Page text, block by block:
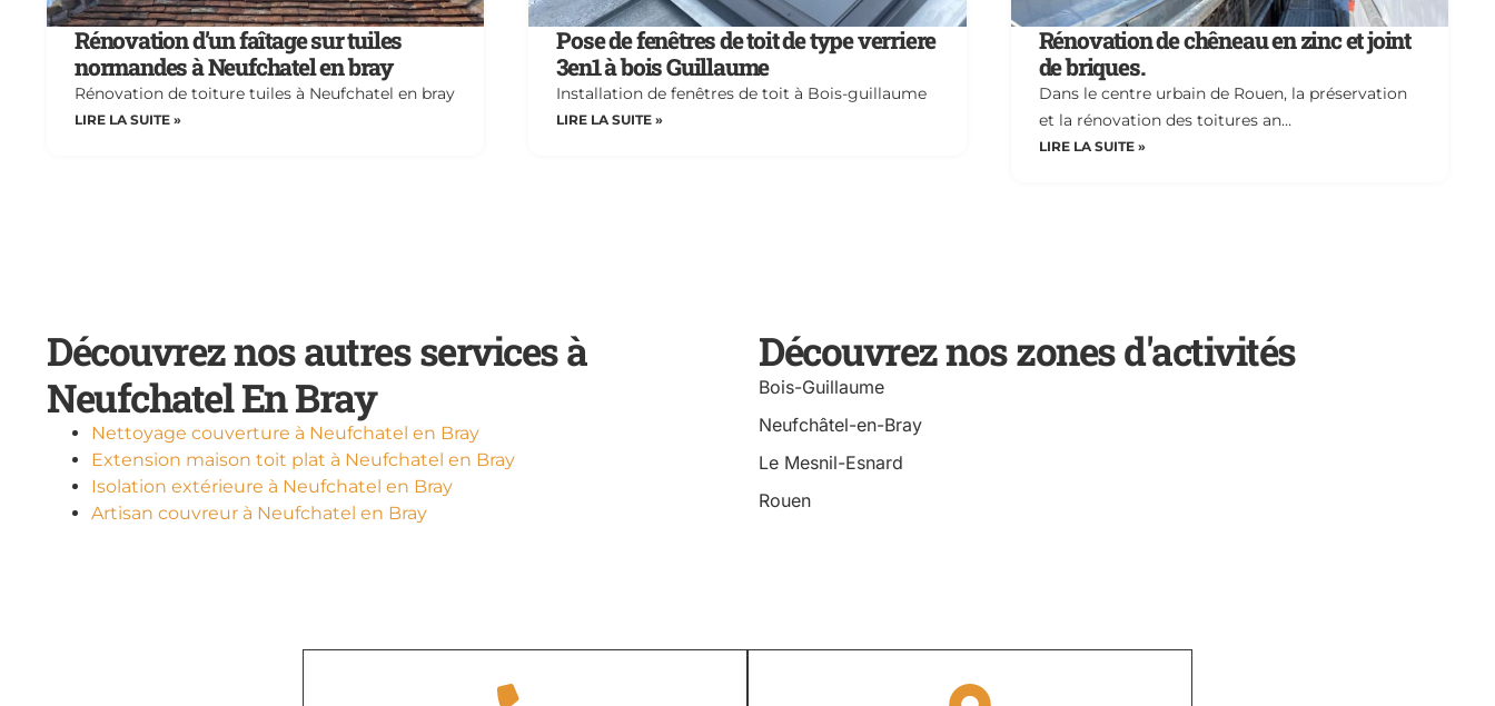
Rénovation d’un faîtage sur tuiles
normandes à Neufchatel en bray
Rénovation de toiture tuiles à Neufchatel en bray
LIRE LA SUITE »
Pose de fenêtres de toit de type verriere
3en1 à bois Guillaume
Installation de fenêtres de toit à Bois-guillaume
LIRE LA SUITE »
Rénovation de chêneau en zinc et joint
de briques.
Dans le centre urbain de Rouen, la préservation
et la rénovation des toitures an…
LIRE LA SUITE »
Découvrez nos autres services à
Neufchatel En Bray
Nettoyage couverture à Neufchatel en Bray
Extension maison toit plat à Neufchatel en Bray
Isolation extérieure à Neufchatel en Bray
Artisan couvreur à Neufchatel en Bray
Découvrez nos zones d'activités
Bois-Guillaume
Neufchâtel-en-Bray
Le Mesnil-Esnard
Rouen